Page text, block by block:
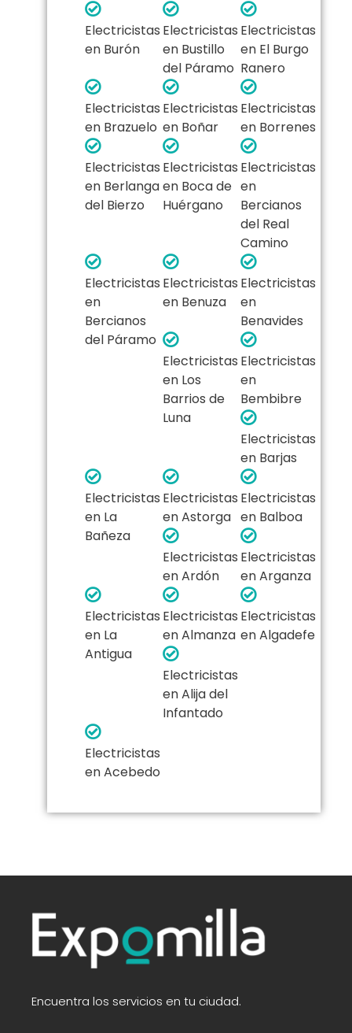
Electricistas
en Burón
Electricistas
en Bustillo
del Páramo
Electricistas
en El Burgo
Ranero
Electricistas
en Brazuelo
Electricistas
en Boñar
Electricistas
en Borrenes
Electricistas
en Berlanga
del Bierzo
Electricistas
en Boca de
Huérgano
Electricistas
en
Bercianos
del Real
Camino
Electricistas
en
Bercianos
del Páramo
Electricistas
en Benuza
Electricistas
en
Benavides
Electricistas
en Los
Barrios de
Luna
Electricistas
en
Bembibre
Electricistas
en Barjas
Electricistas
en La
Bañeza
Electricistas
en Astorga
Electricistas
en Balboa
Electricistas
en Ardón
Electricistas
en Arganza
Electricistas
en La
Antigua
Electricistas
en Almanza
Electricistas
en Algadefe
Electricistas
en Alija del
Infantado
Electricistas
en Acebedo
Encuentra los servicios en tu ciudad.